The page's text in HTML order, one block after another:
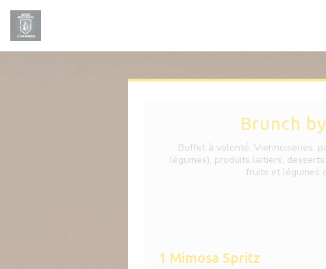
Personalización de sus opciones de cookies
Brunch
Buffet à volonté. Viennoiseries,
légumes), produits laitiers,
fruits et légumes
1 Mimosa Spritz